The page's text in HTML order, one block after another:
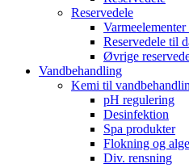
Reservedele
Varmeelementer
Reservedele til
Øvrige
Vandbehandling
Kemi til
pH regulering
Desinfektion
Spa produkter
Flokning og
Div. rensning